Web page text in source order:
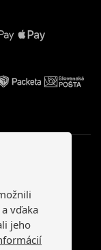
vďaka
jeho